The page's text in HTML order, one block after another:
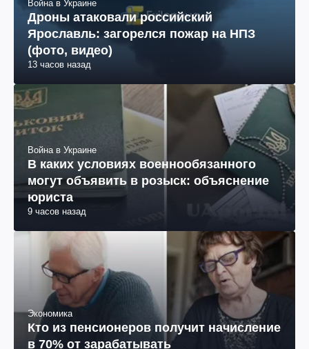
Война в Украине
Дроны атаковали российский
Ярославль: загорелся пожар на НПЗ
(фото, видео)
Война в Украине
В каких условиях военнообязанного
могут объявить в розыск: объяснение
юриста
Экономика
Кто из пенсионеров получит начисление